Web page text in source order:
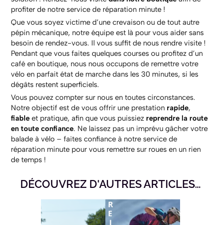
profiter de notre service de réparation minute !
Que vous soyez victime d’une crevaison ou de tout autre
pépin mécanique, notre équipe est là pour vous aider sans
besoin de rendez-vous. Il vous suffit de nous rendre visite !
Pendant que vous faites quelques courses ou profitez d’un
café en boutique, nous nous occupons de remettre votre
vélo en parfait état de marche dans les 30 minutes, si les
dégâts restent superficiels.
Vous pouvez compter sur nous en toutes circonstances.
Notre objectif est de vous offrir une prestation rapide,
fiableet pratique, afin que vous puissiez reprendre la route
en toute confiance. Ne laissez pas un imprévu gâcher votre
balade à vélo – faites confiance à notre service de
réparation minute pour vous remettre sur roues en un rien
de temps !
DÉCOUVREZ D'AUTRES ARTICLES…